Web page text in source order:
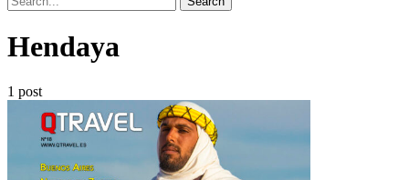
Hendaya
1 post